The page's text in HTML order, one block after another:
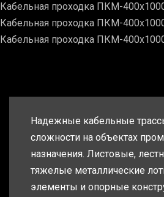
Кабельная проходка ПКМ-
Кабельная проходка ПКМ-
Кабельная проходка ПКМ-
Надежные кабельные
сложности на объектах
назначения. Листовые,
тяжелые металлические
элементы и опорные